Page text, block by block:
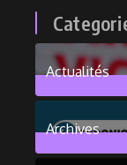
Actualités
Archives